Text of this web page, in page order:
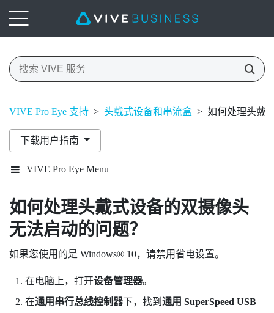
VIVE Pro Eye 支持 > 头戴式设备和串流盒 > 如何处理头戴
下载用户指南
VIVE Pro Eye Menu
如何处理头戴式设备的双摄像头
无法启动的问题？
如果您使用的是 Windows® 10，请禁用省电设置。
在电脑上，打开设备管理器。
在通用串行总线控制器下，找到 通用 SuperSpeed USB